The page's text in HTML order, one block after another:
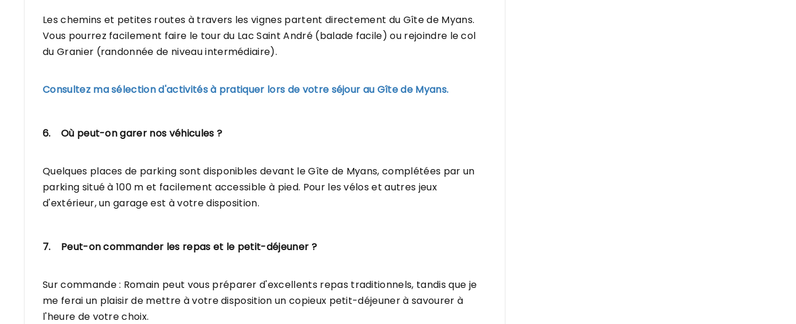
Les chemins et petites routes à travers les vignes partent directement du Gîte de Myans.
Vous pourrez facilement faire le tour du Lac Saint André (balade facile) ou rejoindre le col
du Granier (randonnée de niveau intermédiaire).
Consultez ma sélection d'activités à pratiquer lors de votre séjour au Gîte de Myans.
6. Où peut-on garer nos véhicules ?
Quelques places de parking sont disponibles devant le Gîte de Myans, complétées par un
parking situé à 100 m et facilement accessible à pied. Pour les vélos et autres jeux
d'extérieur, un garage est à votre disposition.
7. Peut-on commander les repas et le petit-déjeuner ?
Sur commande : Romain peut vous préparer d'excellents repas traditionnels, tandis que je
me ferai un plaisir de mettre à votre disposition un copieux petit-déjeuner à savourer à
l'heure de votre choix.